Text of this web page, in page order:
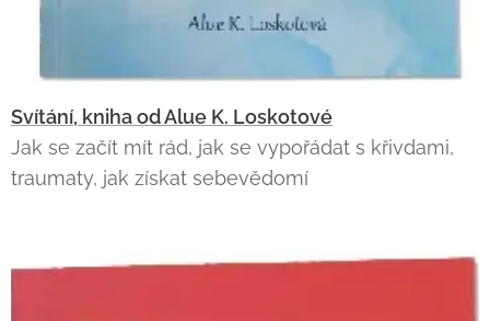
Svítání, kniha od Alue K. Loskotové
Jak se začít mít rád, jak se vypořádat s křivdami,
traumaty, jak získat sebevědomí